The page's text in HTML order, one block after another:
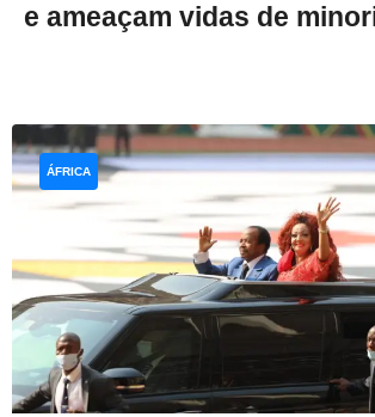
e ameaçam vidas de
ÁFRICA